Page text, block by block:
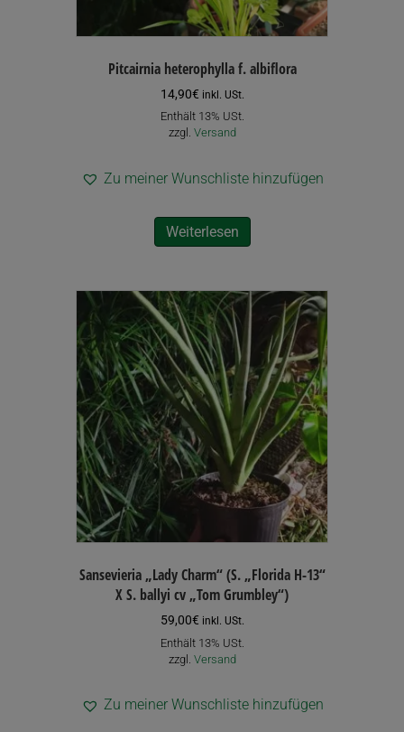
Pitcairnia heterophylla f. albiflora
14,90€ inkl. USt.
Enthält 13% USt.
zzgl. Versand
Zu meiner Wunschliste hinzufügen
Weiterlesen
Sansevieria „Lady Charm“ (S. „Florida H-13“
X S. ballyi cv „Tom Grumbley“)
59,00€ inkl. USt.
Enthält 13% USt.
zzgl. Versand
Zu meiner Wunschliste hinzufügen